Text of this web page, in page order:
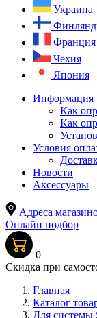
Украина
Франция
Чехия
Япония
Информация
Как
Как
Условия
Новости
Аксессуары
Адреса
Онлайн подбор
0
Скидка при
Главная
Каталог
Для системы